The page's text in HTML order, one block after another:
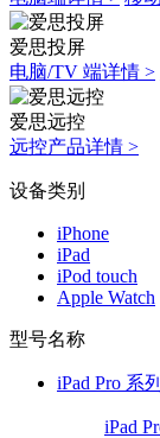
爱思投屏
电脑/TV 端详情 >
爱思远控
远控产品详情 >
设备类别
iPhone
iPad
iPod touch
Apple Watch
型号名称
iPad Pro 系列
iPad